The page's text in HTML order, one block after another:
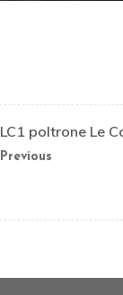
LC1 poltrone Le
Previous